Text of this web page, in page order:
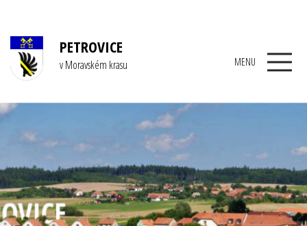
PETROVICE
v Moravském krasu MENU